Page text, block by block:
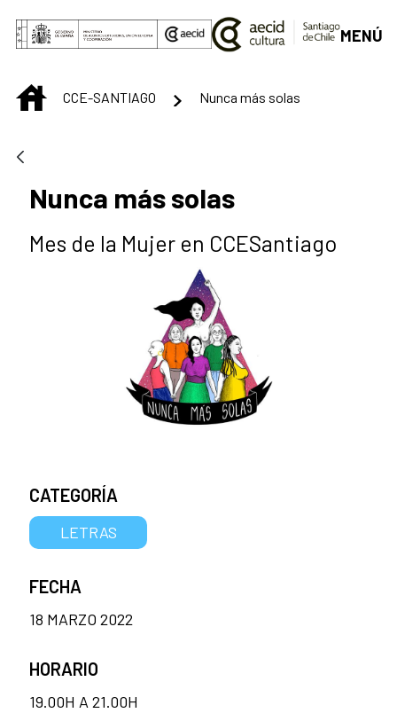
Saltar al contenido principal
MENÚ
INICIOCCE-SANTIAGO Nunca más solas
Nunca más solas
Mes de la Mujer en CCESantiago
CATEGORÍA
LETRAS
FECHA
18 MARZO 2022
HORARIO
19.00H A 21.00H